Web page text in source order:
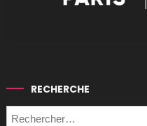
RECHERCHE